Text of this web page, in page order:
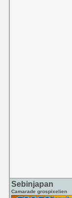
Sebinjapan
Camarade grospixelien